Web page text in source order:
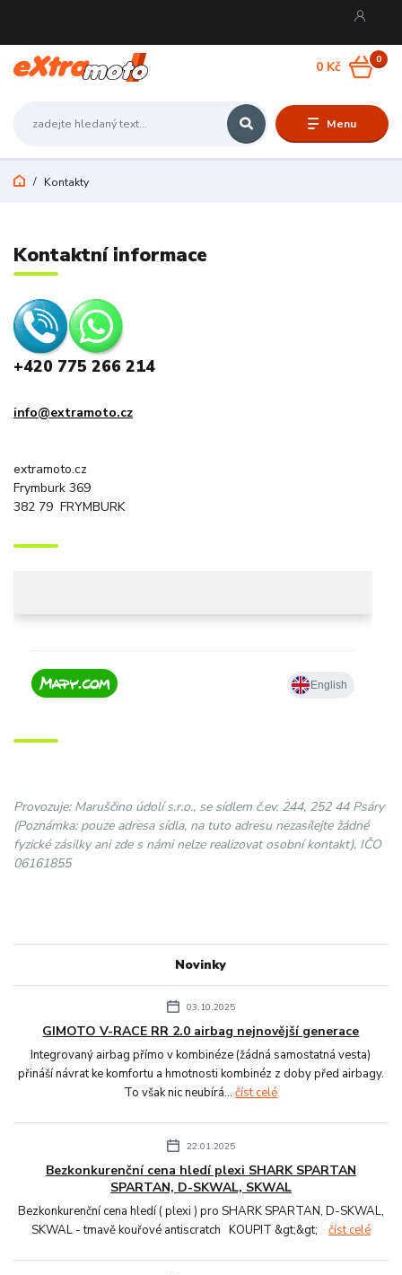
Menu
0
0 Kč
Kontakty
Novinky
03.10.2025
GIMOTO V-RACE RR 2.0 airbag nejnovější generace
Integrovaný airbag přímo v kombinéze (žádná samostatná vesta)
přináší návrat ke komfortu a hmotnosti kombinéz z doby před airbagy.
To však nic neubírá...číst celé
22.01.2025
Bezkonkurenční cena hledí plexi SHARK SPARTAN
SPARTAN, D-SKWAL, SKWAL
Bezkonkurenční cena hledí ( plexi ) pro SHARK SPARTAN, D-SKWAL,
SKWAL - tmavě kouřové antiscratch KOUPIT &gt;&gt; číst celé
Kontaktní informace
+420 775 266 214
info@extramoto.cz
extramoto.cz
Frymburk 369
382 79 FRYMBURK
Provozuje: Maruščino údolí s.r.o., se sídlem č.ev. 244, 252 44 Psáry
(Poznámka: pouze adresa sídla, na tuto adresu nezasílejte žádné
fyzické zásilky ani zde s námi nelze realizovat osobní kontakt), IČO
06161855